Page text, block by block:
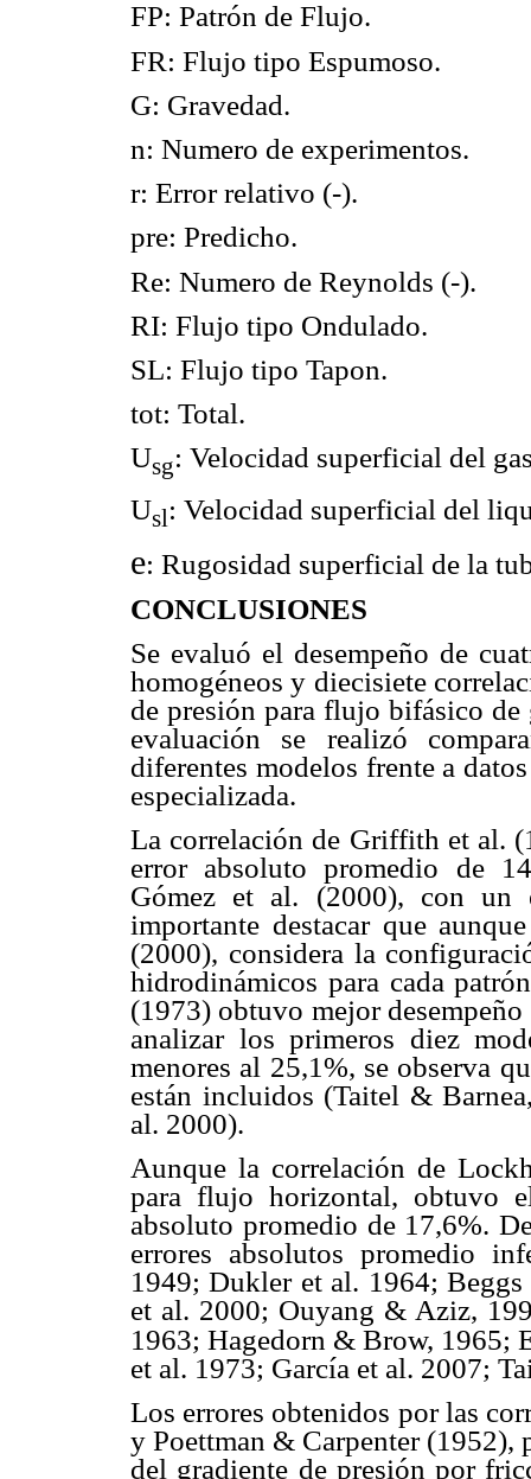
FP: Patrón de Flujo.
FR: Flujo tipo Espumoso.
G: Gravedad.
n: Numero de experimentos.
r: Error relativo (-).
pre: Predicho.
Re: Numero de Reynolds (-).
RI: Flujo tipo Ondulado.
SL: Flujo tipo Tapon.
tot: Total.
Usg: Velocidad superficial del
Usl : Velocidad superficial del
e: Rugosidad superficial de la
CONCLUSIONES
Se evaluó el desempeño de
homogéneos y diecisiete
de presión para flujo bifásico
evaluación se realizó
diferentes modelos frente a
especializada.
La correlación de Griffith et al.
error absoluto promedio de
Gómez et al. (2000), con un
importante destacar que
(2000), considera la
hidrodinámicos para cada
(1973) obtuvo mejor
analizar los primeros diez
menores al 25,1%, se observa
están incluidos (Taitel &
al. 2000).
Aunque la correlación de
para flujo horizontal, obtuvo
absoluto promedio de 17,6%.
errores absolutos promedio
1949; Dukler et al. 1964;
et al. 2000; Ouyang & Aziz,
1963; Hagedorn & Brow, 1965;
et al. 1973; García et al. 2007;
Los errores obtenidos por las
y Poettman & Carpenter (1952),
del gradiente de presión por